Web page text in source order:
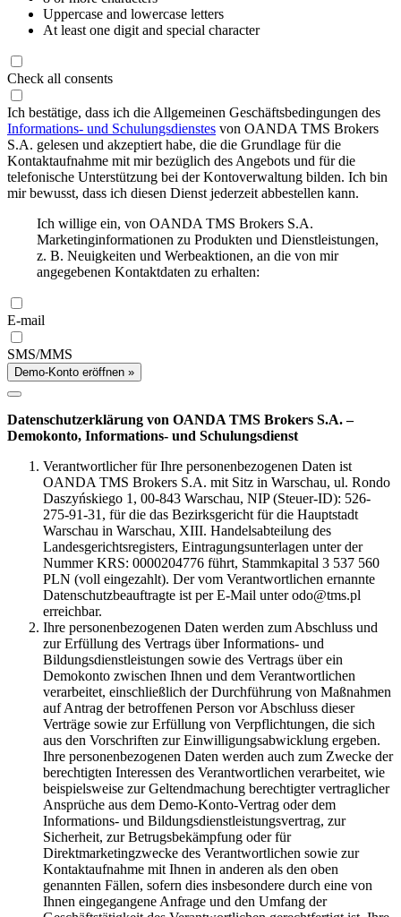
Uppercase and lowercase letters
At least one digit and special character
Check all consents
Ich bestätige, dass ich die Allgemeinen Geschäftsbedingungen des
Informations- und Schulungsdienstes von OANDA TMS Brokers
S.A. gelesen und akzeptiert habe, die die Grundlage für die
Kontaktaufnahme mit mir bezüglich des Angebots und für die
telefonische Unterstützung bei der Kontoverwaltung bilden. Ich bin
mir bewusst, dass ich diesen Dienst jederzeit abbestellen kann.
Ich willige ein, von OANDA TMS Brokers S.A.
Marketinginformationen zu Produkten und Dienstleistungen,
z. B. Neuigkeiten und Werbeaktionen, an die von mir
angegebenen Kontaktdaten zu erhalten:
E-mail
SMS/MMS
Demo-Konto eröffnen »
Datenschutzerklärung von OANDA TMS Brokers S.A. –
Demokonto, Informations- und Schulungsdienst
Verantwortlicher für Ihre personenbezogenen Daten ist
OANDA TMS Brokers S.A. mit Sitz in Warschau, ul. Rondo
Daszyńskiego 1, 00-843 Warschau, NIP (Steuer-ID): 526-
275-91-31, für die das Bezirksgericht für die Hauptstadt
Warschau in Warschau, XIII. Handelsabteilung des
Landesgerichtsregisters, Eintragungsunterlagen unter der
Nummer KRS: 0000204776 führt, Stammkapital 3 537 560
PLN (voll eingezahlt). Der vom Verantwortlichen ernannte
Datenschutzbeauftragte ist per E-Mail unter odo@tms.pl
erreichbar.
Ihre personenbezogenen Daten werden zum Abschluss und
zur Erfüllung des Vertrags über Informations- und
Bildungsdienstleistungen sowie des Vertrags über ein
Demokonto zwischen Ihnen und dem Verantwortlichen
verarbeitet, einschließlich der Durchführung von Maßnahmen
auf Antrag der betroffenen Person vor Abschluss dieser
Verträge sowie zur Erfüllung von Verpflichtungen, die sich
aus den Vorschriften zur Einwilligungsabwicklung ergeben.
Ihre personenbezogenen Daten werden auch zum Zwecke der
berechtigten Interessen des Verantwortlichen verarbeitet, wie
beispielsweise zur Geltendmachung berechtigter vertraglicher
Ansprüche aus dem Demo-Konto-Vertrag oder dem
Informations- und Bildungsdienstleistungsvertrag, zur
Sicherheit, zur Betrugsbekämpfung oder für
Direktmarketingzwecke des Verantwortlichen sowie zur
Kontaktaufnahme mit Ihnen in anderen als den oben
genannten Fällen, sofern dies insbesondere durch eine von
Ihnen eingegangene Anfrage und den Umfang der